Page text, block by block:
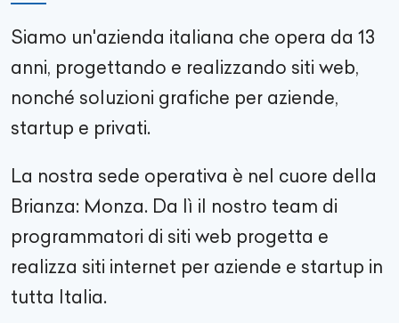
Siamo un'azienda italiana che opera da 13
anni, progettando e realizzando siti web,
nonché soluzioni grafiche per aziende,
startup e privati.
La nostra sede operativa è nel cuore della
Brianza: Monza. Da lì il nostro team di
programmatori di siti web progetta e
realizza siti internet per aziende e startup in
tutta Italia.